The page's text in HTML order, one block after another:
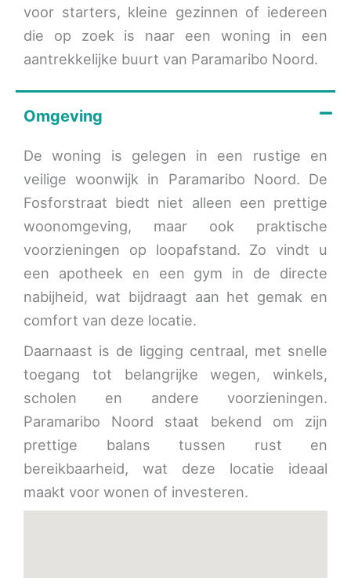
voor starters, kleine gezinnen of iedereen
die op zoek is naar een woning in een
aantrekkelijke buurt van Paramaribo Noord.
Omgeving
De woning is gelegen in een rustige en
veilige woonwijk in Paramaribo Noord. De
Fosforstraat biedt niet alleen een prettige
woonomgeving, maar ook praktische
voorzieningen op loopafstand. Zo vindt u
een apotheek en een gym in de directe
nabijheid, wat bijdraagt aan het gemak en
comfort van deze locatie.
Daarnaast is de ligging centraal, met snelle
toegang tot belangrijke wegen, winkels,
scholen en andere voorzieningen.
Paramaribo Noord staat bekend om zijn
prettige balans tussen rust en
bereikbaarheid, wat deze locatie ideaal
maakt voor wonen of investeren.